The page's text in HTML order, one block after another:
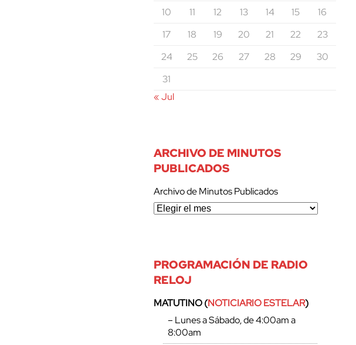
10
11 12 13 14 15
16
17
18 19 20 21 22
23
24
25 26 27 28 29
30
31
« Jul
ARCHIVO DE MINUTOS
PUBLICADOS
Archivo de Minutos Publicados
PROGRAMACIÓN DE RADIO
RELOJ
MATUTINO (NOTICIARIO ESTELAR)
– Lunes a Sábado, de 4:00am a
8:00am